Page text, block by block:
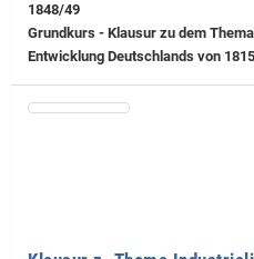
1848/49
Grundkurs - Klausur zu dem
Entwicklung Deutschlands von